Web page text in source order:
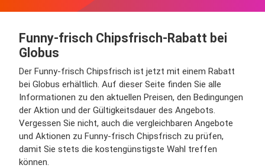
Funny-frisch Chipsfrisch-Rabatt bei
Globus
Der Funny-frisch Chipsfrisch ist jetzt mit einem Rabatt
bei Globus erhältlich. Auf dieser Seite finden Sie alle
Informationen zu den aktuellen Preisen, den Bedingungen
der Aktion und der Gültigkeitsdauer des Angebots.
Vergessen Sie nicht, auch die vergleichbaren Angebote
und Aktionen zu Funny-frisch Chipsfrisch zu prüfen,
damit Sie stets die kostengünstigste Wahl treffen
können.